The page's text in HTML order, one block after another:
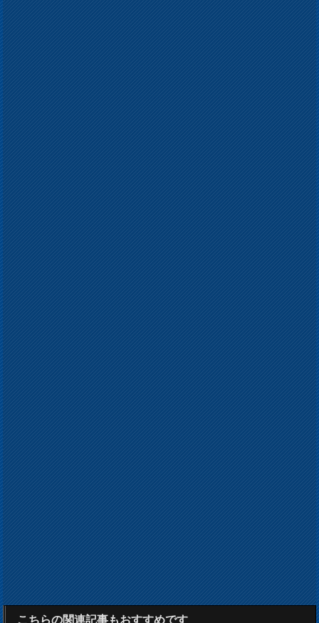
こちらの関連記事もおすすめです